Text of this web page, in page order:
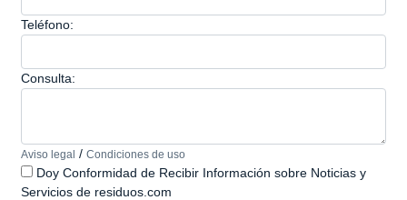
Teléfono:
Consulta:
Aviso legal / Condiciones de uso
Doy Conformidad de Recibir Información sobre Noticias y
Servicios de residuos.com